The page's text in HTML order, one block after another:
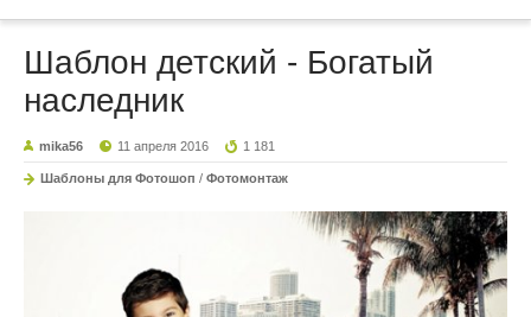
Шаблон детский - Богатый
наследник
mika56 11 апреля 2016 1 181
Шаблоны для Фотошоп / Фотомонтаж